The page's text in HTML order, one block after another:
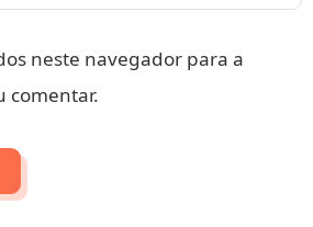
neste navegador para a
comentar.